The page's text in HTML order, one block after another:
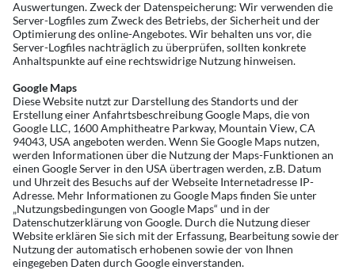
Auswertungen. Zweck der Datenspeicherung: Wir verwenden die
Server-Logfiles zum Zweck des Betriebs, der Sicherheit und der
Optimierung des online-Angebotes. Wir behalten uns vor, die
Server-Logfiles nachträglich zu überprüfen, sollten konkrete
Anhaltspunkte auf eine rechtswidrige Nutzung hinweisen.
Google Maps
Diese Website nutzt zur Darstellung des Standorts und der
Erstellung einer Anfahrtsbeschreibung Google Maps, die von
Google LLC, 1600 Amphitheatre Parkway, Mountain View, CA
94043, USA angeboten werden. Wenn Sie Google Maps nutzen,
werden Informationen über die Nutzung der Maps-Funktionen an
einen Google Server in den USA übertragen werden, z.B. Datum
und Uhrzeit des Besuchs auf der Webseite Internetadresse IP-
Adresse. Mehr Informationen zu Google Maps finden Sie unter
„Nutzungsbedingungen von Google Maps“ und in der
Datenschutzerklärung von Google. Durch die Nutzung dieser
Website erklären Sie sich mit der Erfassung, Bearbeitung sowie der
Nutzung der automatisch erhobenen sowie der von Ihnen
eingegeben Daten durch Google einverstanden.